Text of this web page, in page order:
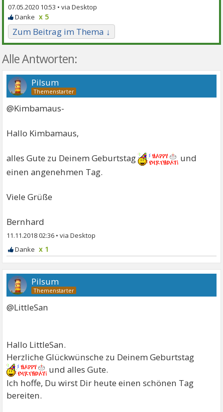
07.05.2020 10:53 •
x 5
Zum Beitrag im Thema ↓
Alle Antworten:
Pilsum
@Kimbamaus-
Hallo Kimbamaus,
alles Gute zu Deinem Geburtstag
und
einen angenehmen Tag.
Viele Grüße
Bernhard
11.11.2018 02:36 •
x 1
Pilsum
@LittleSan
Hallo LittleSan.
Herzliche Glückwünsche zu Deinem Geburtstag
und alles Gute.
Ich hoffe, Du wirst Dir heute einen schönen Tag
bereiten.